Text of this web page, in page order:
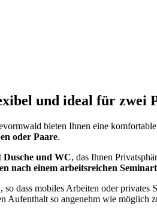
und ideal für zwei
bieten Ihnen eine
oder Paare.
Dusche und WC, das Ihnen
nach einem arbeitsreichen
, so dass mobiles Arbeiten oder
Aufenthalt so angenehm wie möglich